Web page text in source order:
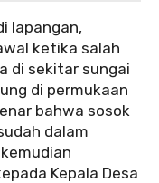
lapangan,
ketika salah
di sekitar sungai
di permukaan
bahwa sosok
dalam
Kepala Desa